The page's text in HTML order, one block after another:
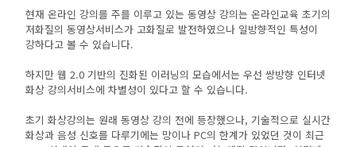
현재 온라인 강의를 주를 이루고 있는 동영상 강의는 온라인교육 초기의
저화질의 동영상서비스가 고화질로 발전하였으나 일방향적인 특성이
강하다고 볼 수 있습니다.
하지만 웹 2.0 기반의 진화된 이러닝의 모습에서는 우선 쌍방향 인터넷
화상 강의서비스에 차별성이 있다고 할 수 있습니다.
초기 화상강의는 원래 동영상 강의 전에 등장했으나, 기술적으로 실시간
화상과 음성 신호를 다루기에는 망이나 PC의 한계가 있었던 것이 최근